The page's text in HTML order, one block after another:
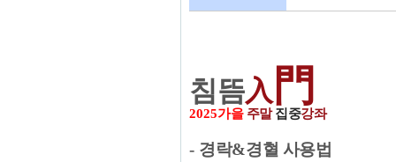
침뜸入 門
2025가을 주말 집중강좌
- 경락&경혈 사용법